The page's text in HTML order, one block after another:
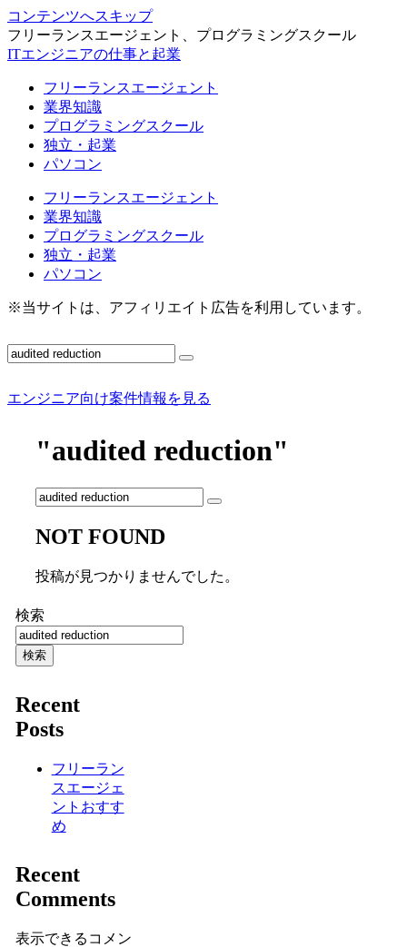
コンテンツへスキップ
フリーランスエージェント、プログラミングスクール
ITエンジニアの仕事と起業
フリーランスエージェント
業界知識
プログラミングスクール
独立・起業
パソコン
フリーランスエージェント
業界知識
プログラミングスクール
独立・起業
パソコン
※当サイトは、アフィリエイト広告を利用しています。
エンジニア向け案件情報を見る
"audited reduction"
NOT FOUND
投稿が見つかりませんでした。
検索
検索
Recent
Posts
フリーラン
スエージェ
ントおすす
め
Recent
Comments
表示できるコメン